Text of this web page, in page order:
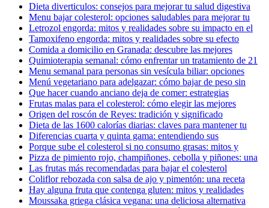
Dieta diverticulos: consejos para mejorar tu salud digestiva
Menu bajar colesterol: opciones saludables para mejorar tu
Letrozol engorda: mitos y realidades sobre su impacto en el
Tamoxifeno engorda: mitos y realidades sobre su efecto
Comida a domicilio en Granada: descubre las mejores
Quimioterapia semanal: cómo enfrentar un tratamiento de 21
Menu semanal para personas sin vesícula biliar: opciones
Menú vegetariano para adelgazar: cómo bajar de peso sin
Que hacer cuando anciano deja de comer: estrategias
Frutas malas para el colesterol: cómo elegir las mejores
Origen del roscón de Reyes: tradición y significado
Dieta de las 1600 calorías diarias: claves para mantener tu
Diferencias cuarta y quinta gama: entendiendo sus
Porque sube el colesterol si no consumo grasas: mitos y
Pizza de pimiento rojo, champiñones, cebolla y piñones: una
Las frutas más recomendadas para bajar el colesterol
Coliflor rebozada con salsa de ajo y pimentón: una receta
Hay alguna fruta que contenga gluten: mitos y realidades
Moussaka griega clásica vegana: una deliciosa alternativa